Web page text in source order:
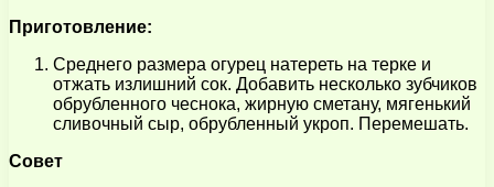
Приготовление:
Среднего размера огурец натереть на терке и
отжать излишний сок. Добавить несколько зубчиков
обрубленного чеснока, жирную сметану, мягенький
сливочный сыр, обрубленный укроп. Перемешать.
Совет